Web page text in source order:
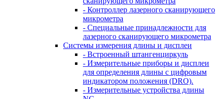
- Контроллер лазерного сканирующего
микрометра
- Специальные принадлежности для
лазерного сканирующего микрометра
Системы измерения длины и дисплеи
- Встроенный штангенциркуль
- Измерительные приборы и дисплеи
для определения длины с цифровым
индикатором положения (DRO).
- Измерительные устройства длины